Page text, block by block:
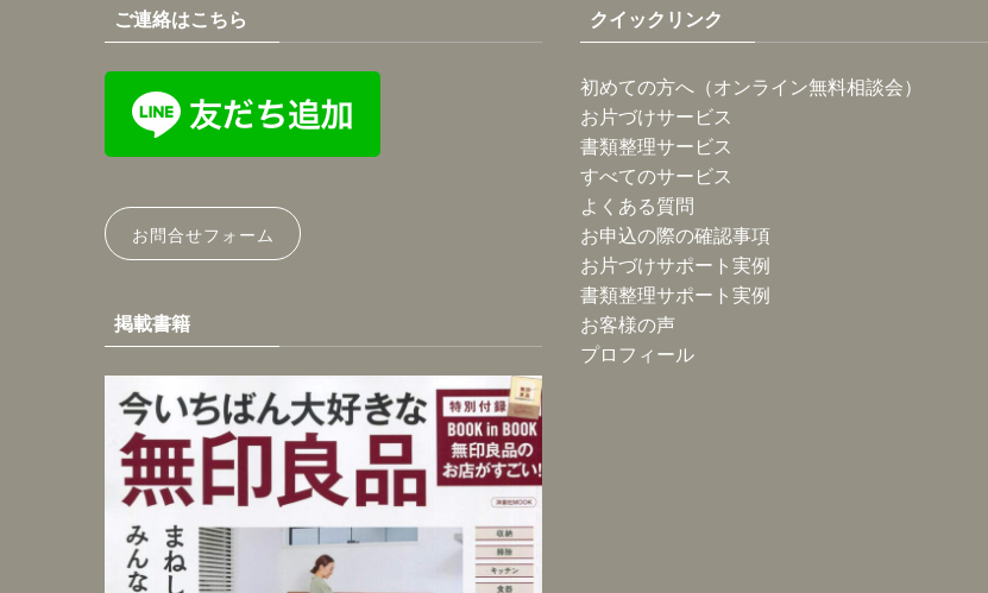
ご連絡はこちら
お問合せフォーム
掲載書籍
クイックリンク
初めての方へ（オンライン無料相談会）
お片づけサービス
書類整理サービス
すべてのサービス
よくある質問
お申込の際の確認事項
お片づけサポート実例
書類整理サポート実例
お客様の声
プロフィール